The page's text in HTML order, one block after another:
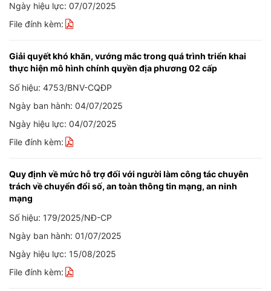
Ngày hiệu lực: 07/07/2025
File đính kèm:
Giải quyết khó khăn, vướng mắc trong quá trình triển khai
thực hiện mô hình chính quyền địa phương 02 cấp
Số hiệu: 4753/BNV-CQĐP
Ngày ban hành: 04/07/2025
Ngày hiệu lực: 04/07/2025
File đính kèm:
Quy định về mức hỗ trợ đối với người làm công tác chuyên
trách về chuyển đổi số, an toàn thông tin mạng, an ninh
mạng
Số hiệu: 179/2025/NĐ-CP
Ngày ban hành: 01/07/2025
Ngày hiệu lực: 15/08/2025
File đính kèm: